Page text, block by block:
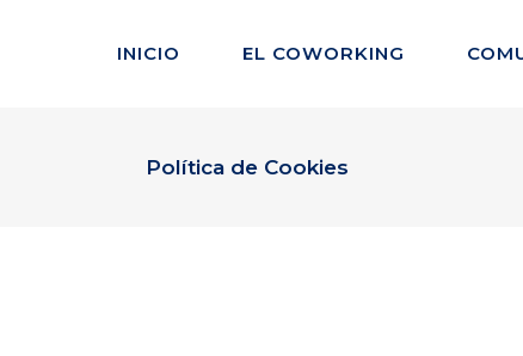
INICIO EL COWORKING
Política de Cookies